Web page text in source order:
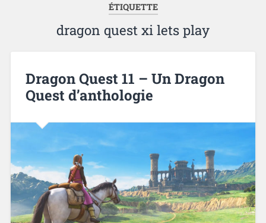
ÉTIQUETTE
dragon quest xi lets play
Dragon Quest 11 – Un Dragon
Quest d’anthologie